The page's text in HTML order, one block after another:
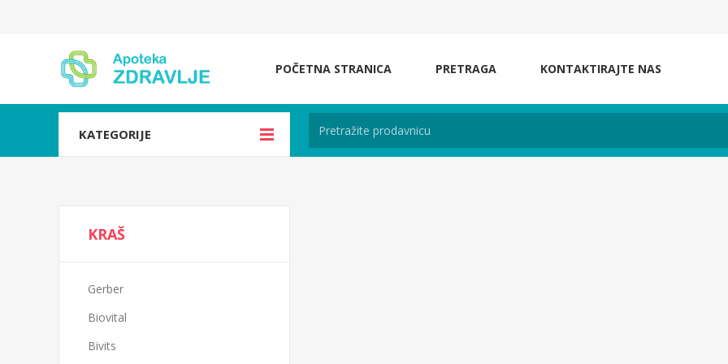
POČETNA STRANICA PRETRAGA KONTAKTIRAJTE NAS
KATEGORIJE
KRAŠ
Gerber
Biovital
Bivits